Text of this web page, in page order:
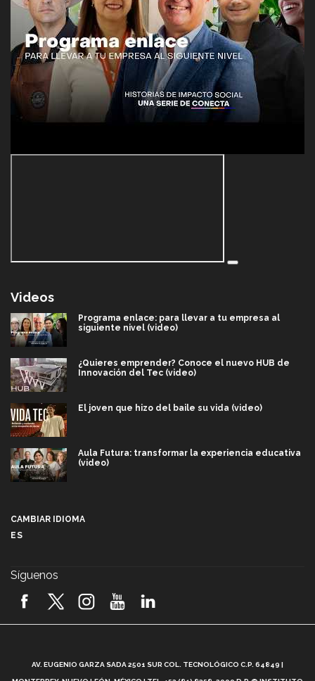
Videos
Programa enlace: para llevar a tu empresa al
siguiente nivel (video)
¿Quieres emprender? Conoce el nuevo HUB de
Innovación del Tec (video)
El joven que hizo del baile su vida (video)
Aula Futura: transformar la experiencia educativa
(video)
2026! (video)
¿Cómo es el Modelo Educativo Tec? (video)
CAMBIAR IDIOMA
ES
Síguenos
AV. EUGENIO GARZA SADA 2501 SUR COL. TECNOLÓGICO C.P. 64849 |